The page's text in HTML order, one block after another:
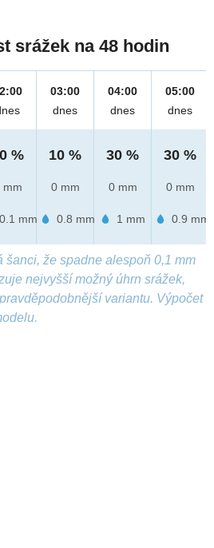
srážek na 48 hodin
%
mm
0.1 mm
03:00
dnes
10 %
0 mm
0.8 mm
04:00
dnes
30 %
0 mm
1 mm
05:00
dnes
30 %
0 mm
0.9 mm
šanci, že spadne alespoň 0,1 mm
nejvyšší možný úhrn srážek,
variantu. Výpočet